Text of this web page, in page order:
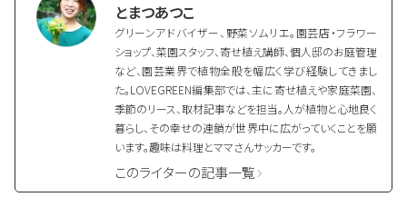
とまつあつこ
グリーンアドバイザー、野菜ソムリエ。園芸店・フラワー
ショップ、菜園スタッフ、寄せ植え講師、個人邸のお庭管理
など、園芸業界で植物全般を幅広く学び経験してきまし
た。LOVEGREEN編集部では、主に寄せ植えや家庭菜園、
季節のリース、取材記事などを担当。人が植物と心地良く
暮らし、その幸せの連鎖が世界中に広がっていくことを願
います。趣味は料理とママさんサッカーです。
このライターの記事一覧